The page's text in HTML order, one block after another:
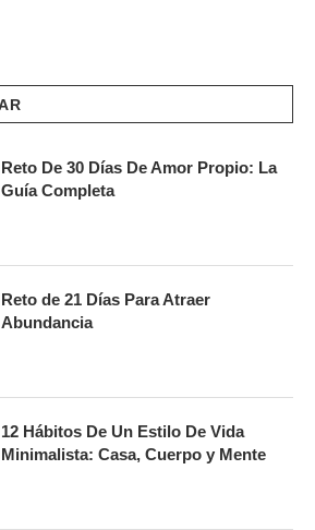
Reto De 30 Días De Amor Propio: La
Guía Completa
Reto de 21 Días Para Atraer
Abundancia
12 Hábitos De Un Estilo De Vida
Minimalista: Casa, Cuerpo y Mente